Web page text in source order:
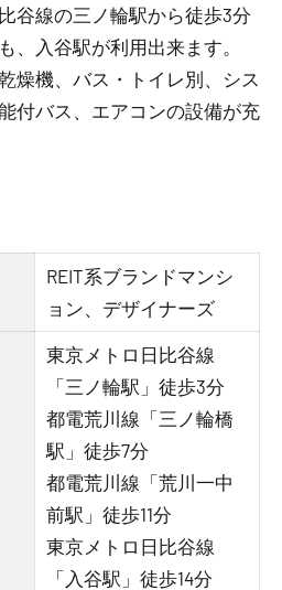
谷線の三ノ輪駅から徒歩3分
、入谷駅が利用出来ます。
燥機、バス・トイレ別、シス
付バス、エアコンの設備が充
REIT系ブランドマンシ
ョン、デザイナーズ
東京メトロ日比谷線
「三ノ輪駅」徒歩3分
都電荒川線「三ノ輪橋
駅」徒歩7分
都電荒川線「荒川一中
前駅」徒歩11分
東京メトロ日比谷線
「入谷駅」徒歩14分